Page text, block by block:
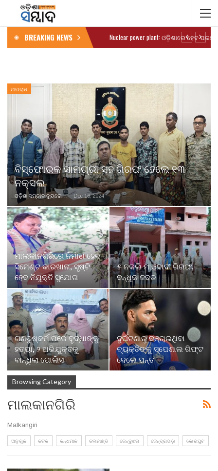
BREAKING NEWS
ଅପରାଧ
ବିସ୍ଫୋରକ ସାମଗ୍ରୀ ସହ ଗିରଫ ହେଲେ ୧୩
ନକ୍ସଲ
ଓଡ଼ିଶା ସମ୍ବାଦ ବ୍ୟୁରୋ Dec 16, 2024
ମାଲକାନଗିରିରେ ନିର୍ମାଣ ହେବ
ସିମେଣ୍ଟ କାରଖାନା, ସୃଷ୍ଟି
ହେବ ନିଯୁକ୍ତି ସୁଯୋଗ
୫ ନକଲି ମାଓବାଦୀ ଗିରଫ,
ବନ୍ଧୁକ ଜବତ
ଗଣଦୁଷ୍କର୍ମ ପରେ ବୃଦ୍ଧାଙ୍କୁ
ହତ୍ୟା, ୨ ଅଭିଯୁକ୍ତକୁ
ବାନ୍ଧିଲା ପୋଲିସ
ଦୁର୍ଘଟଣାରୁ ବଞ୍ଚାଇଥିବା
ବ୍ୟକ୍ତିଙ୍କୁ ସ୍ପେଶାଲ ଗିଫ୍ଟ
ଦେଲେ ପନ୍ତ
Browsing Category
ମାଲକାନଗିରି
Malkangiri
ଅନୁଗୁଳ କଟକ କନ୍ଧମାଳ କଳାହାଣ୍ଡି କେନ୍ଦୁଝର କେନ୍ଦ୍ରାପଡ଼ା କୋରାପୁଟ